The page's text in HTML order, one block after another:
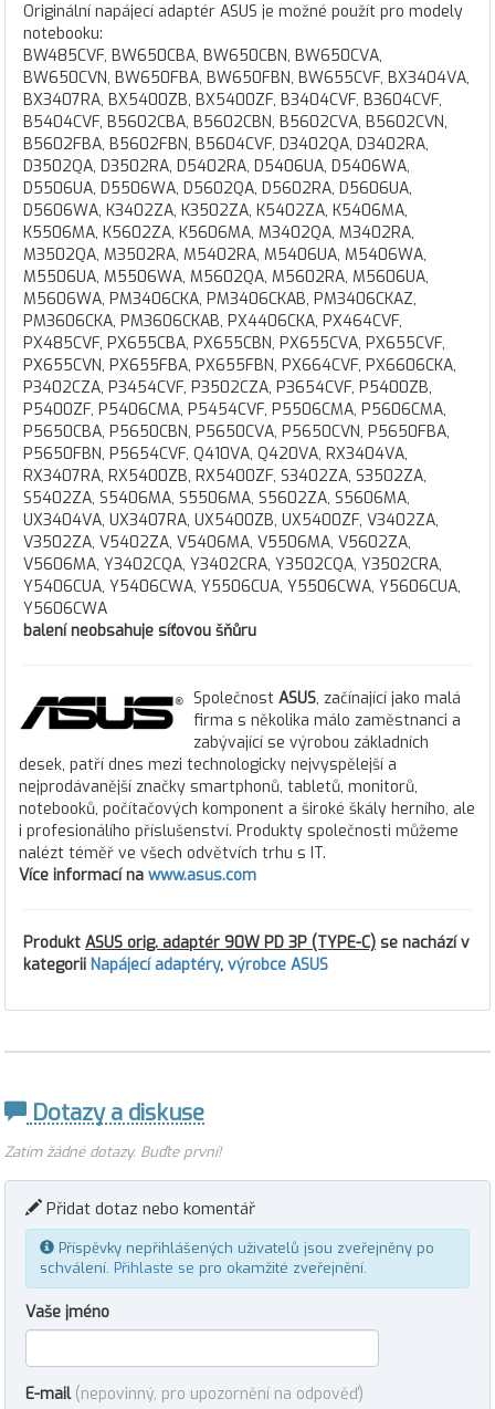
Originální napájecí adaptér ASUS je možné použít pro modely
notebooku:
BW485CVF, BW650CBA, BW650CBN, BW650CVA,
BW650CVN, BW650FBA, BW650FBN, BW655CVF, BX3404VA,
BX3407RA, BX5400ZB, BX5400ZF, B3404CVF, B3604CVF,
B5404CVF, B5602CBA, B5602CBN, B5602CVA, B5602CVN,
B5602FBA, B5602FBN, B5604CVF, D3402QA, D3402RA,
D3502QA, D3502RA, D5402RA, D5406UA, D5406WA,
D5506UA, D5506WA, D5602QA, D5602RA, D5606UA,
D5606WA, K3402ZA, K3502ZA, K5402ZA, K5406MA,
K5506MA, K5602ZA, K5606MA, M3402QA, M3402RA,
M3502QA, M3502RA, M5402RA, M5406UA, M5406WA,
M5506UA, M5506WA, M5602QA, M5602RA, M5606UA,
M5606WA, PM3406CKA, PM3406CKAB, PM3406CKAZ,
PM3606CKA, PM3606CKAB, PX4406CKA, PX464CVF,
PX485CVF, PX655CBA, PX655CBN, PX655CVA, PX655CVF,
PX655CVN, PX655FBA, PX655FBN, PX664CVF, PX6606CKA,
P3402CZA, P3454CVF, P3502CZA, P3654CVF, P5400ZB,
P5400ZF, P5406CMA, P5454CVF, P5506CMA, P5606CMA,
P5650CBA, P5650CBN, P5650CVA, P5650CVN, P5650FBA,
P5650FBN, P5654CVF, Q410VA, Q420VA, RX3404VA,
RX3407RA, RX5400ZB, RX5400ZF, S3402ZA, S3502ZA,
S5402ZA, S5406MA, S5506MA, S5602ZA, S5606MA,
UX3404VA, UX3407RA, UX5400ZB, UX5400ZF, V3402ZA,
V3502ZA, V5402ZA, V5406MA, V5506MA, V5602ZA,
V5606MA, Y3402CQA, Y3402CRA, Y3502CQA, Y3502CRA,
Y5406CUA, Y5406CWA, Y5506CUA, Y5506CWA, Y5606CUA,
Y5606CWA
balení neobsahuje síťovou šňůru
Společnost ASUS, začínající jako malá
firma s několika málo zaměstnanci a
zabývající se výrobou základních
desek, patří dnes mezi technologicky nejvyspělejší a
nejprodávanější značky smartphonů, tabletů, monitorů,
notebooků, počítačových komponent a široké škály herního, ale
i profesionálího příslušenství. Produkty společnosti můžeme
nalézt téměř ve všech odvětvích trhu s IT.
Více informací na www.asus.com
Produkt ASUS orig. adaptér 90W PD 3P (TYPE-C) se nachází v
kategorii Napájecí adaptéry, výrobce ASUS
Dotazy a diskuse
Zatím žádné dotazy. Buďte první!
Přidat dotaz nebo komentář
Příspěvky nepřihlášených uživatelů jsou zveřejněny po
schválení. Přihlaste se pro okamžité zveřejnění.
Vaše jméno
E-mail (nepovinný, pro upozornění na odpověď)